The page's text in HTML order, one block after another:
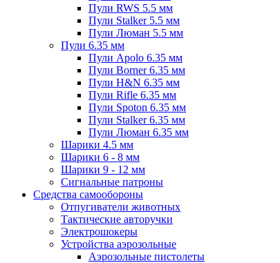
Пули RWS 5.5 мм
Пули Stalker 5.5 мм
Пули Люман 5.5 мм
Пули 6.35 мм
Пули Apolo 6.35 мм
Пули Borner 6.35 мм
Пули H&N 6.35 мм
Пули Rifle 6.35 мм
Пули Spoton 6.35 мм
Пули Stalker 6.35 мм
Пули Люман 6.35 мм
Шарики 4.5 мм
Шарики 6 - 8 мм
Шарики 9 - 12 мм
Сигнальные патроны
Средства самообороны
Отпугиватели животных
Тактические авторучки
Электрошокеры
Устройства аэрозольные
Аэрозольные пистолеты